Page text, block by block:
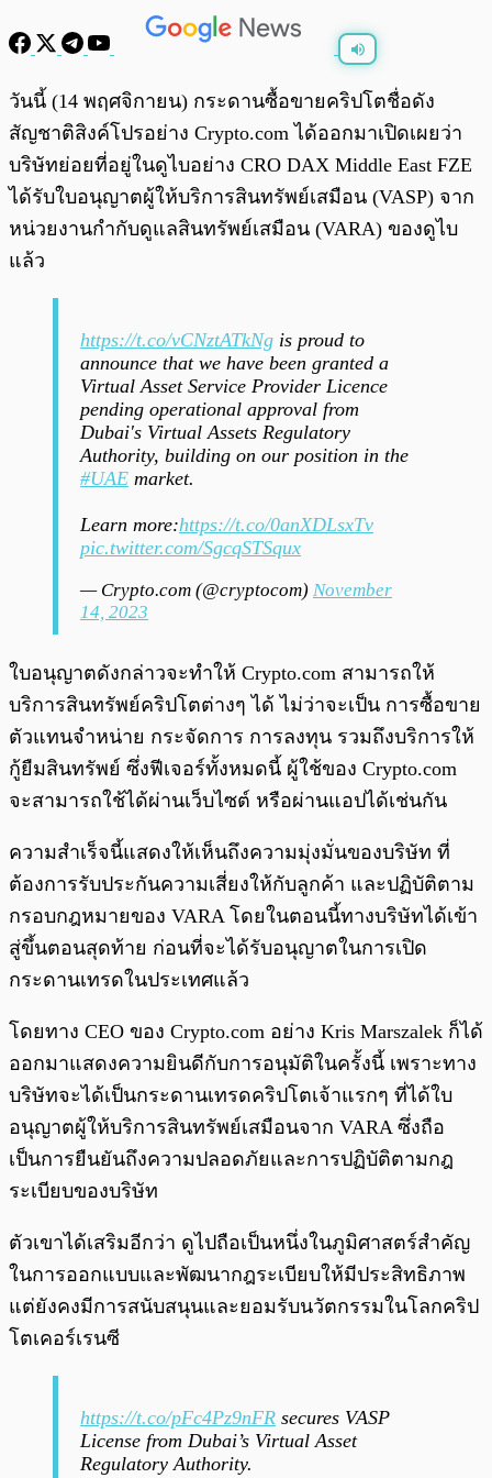
0:00/ 0:00
วันนี้ (14 พฤศจิกายน) กระดานซื้อขายคริปโตชื่อดัง
สัญชาติสิงค์โปรอย่าง Crypto.com ได้ออกมาเปิดเผยว่า
บริษัทย่อยที่อยู่ในดูไบอย่าง CRO DAX Middle East FZE
ได้รับใบอนุญาตผู้ให้บริการสินทรัพย์เสมือน (VASP) จาก
หน่วยงานกำกับดูแลสินทรัพย์เสมือน (VARA) ของดูไบ
แล้ว
https://t.co/vCNztATkNg is proud to
announce that we have been granted a
Virtual Asset Service Provider Licence
pending operational approval from
Dubai's Virtual Assets Regulatory
Authority, building on our position in the
#UAE market.
Learn more:https://t.co/0anXDLsxTv
pic.twitter.com/SgcqSTSqux
— Crypto.com (@cryptocom) November
14, 2023
ใบอนุญาตดังกล่าวจะทำให้ Crypto.com สามารถให้
บริการสินทรัพย์คริปโตต่างๆ ได้ ไม่ว่าจะเป็น การซื้อขาย
ตัวแทนจำหน่าย กระจัดการ การลงทุน รวมถึงบริการให้
กู้ยืมสินทรัพย์ ซึ่งฟีเจอร์ทั้งหมดนี้ ผู้ใช้ของ Crypto.com
จะสามารถใช้ได้ผ่านเว็บไซต์ หรือผ่านแอปได้เช่นกัน
ความสำเร็จนี้แสดงให้เห็นถึงความมุ่งมั่นของบริษัท ที่
ต้องการรับประกันความเสี่ยงให้กับลูกค้า และปฏิบัติตาม
กรอบกฎหมายของ VARA โดยในตอนนี้ทางบริษัทได้เข้า
สู่ขึ้นตอนสุดท้าย ก่อนที่จะได้รับอนุญาตในการเปิด
กระดานเทรดในประเทศแล้ว
โดยทาง CEO ของ Crypto.com อย่าง Kris Marszalek ก็ได้
ออกมาแสดงความยินดีกับการอนุมัติในครั้งนี้ เพราะทาง
บริษัทจะได้เป็นกระดานเทรดคริปโตเจ้าแรกๆ ที่ได้ใบ
อนุญาตผู้ให้บริการสินทรัพย์เสมือนจาก VARA ซึ่งถือ
เป็นการยืนยันถึงความปลอดภัยและการปฏิบัติตามกฎ
ระเบียบของบริษัท
ตัวเขาได้เสริมอีกว่า ดูไปถือเป็นหนึ่งในภูมิศาสตร์สำคัญ
ในการออกแบบและพัฒนากฎระเบียบให้มีประสิทธิภาพ
แต่ยังคงมีการสนับสนุนและยอมรับนวัตกรรมในโลกคริป
โตเคอร์เรนซี
https://t.co/pFc4Pz9nFR secures VASP
License from Dubai’s Virtual Asset
Regulatory Authority.